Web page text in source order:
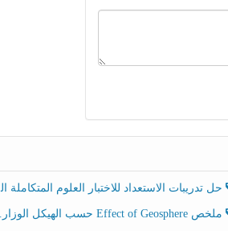
حل تدريبات الاستعداد للاختبار العلوم المتكاملة الصف الخامس عام الفصل الثالث
ملخص Effect of Geosphere حسب الهيكل الوزاري العلوم المتكاملة الصف الخامس انسبير الفصل الثالث